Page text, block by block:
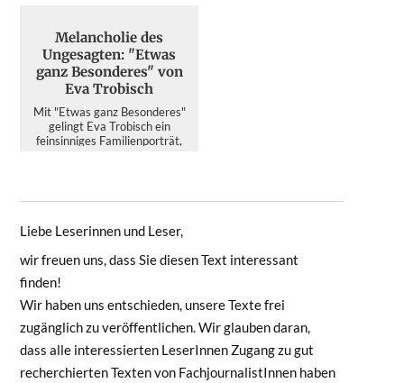
Melancholie des
Ungesagten: "Etwas
ganz Besonderes" von
Eva Trobisch
Mit "Etwas ganz Besonderes"
gelingt Eva Trobisch ein
feinsinniges Familienporträt,
Liebe Leserinnen und Leser,
wir freuen uns, dass Sie diesen Text interessant
finden!
Wir haben uns entschieden, unsere Texte frei
zugänglich zu veröffentlichen. Wir glauben daran,
dass alle interessierten LeserInnen Zugang zu gut
recherchierten Texten von FachjournalistInnen haben